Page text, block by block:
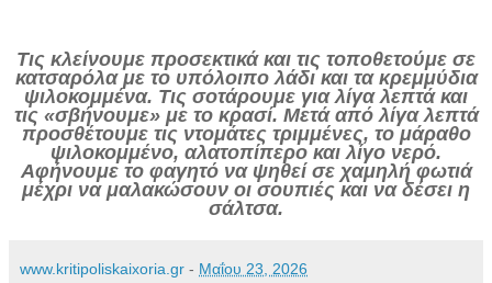
Τις κλείνουμε προσεκτικά και τις τοποθετούμε σε
κατσαρόλα με το υπόλοιπο λάδι και τα κρεμμύδια
ψιλοκομμένα. Τις σοτάρουμε για λίγα λεπτά και
τις «σβήνουμε» με το κρασί. Μετά από λίγα λεπτά
προσθέτουμε τις ντομάτες τριμμένες, το μάραθο
ψιλοκομμένο, αλατοπίπερο και λίγο νερό.
Αφήνουμε το φαγητό να ψηθεί σε χαμηλή φωτιά
μέχρι να μαλακώσουν οι σουπιές και να δέσει η
σάλτσα.
www.kritipoliskaixoria.gr - Μαΐου 23, 2026